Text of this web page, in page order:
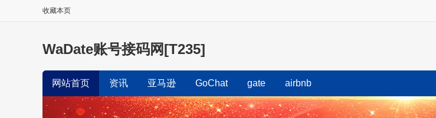
收藏本页
WaDate账号接码网[T235]
网站首页 资讯 亚马逊 GoChat gate airbnb